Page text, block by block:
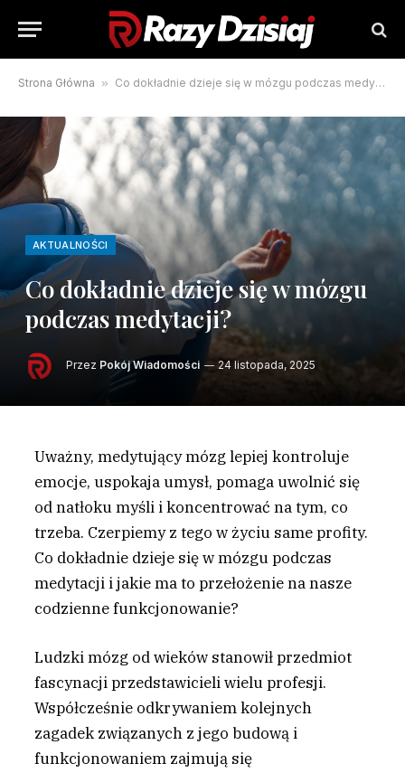
Strona Główna » Co dokładnie dzieje się w mózgu podczas medytacji?
AKTUALNOŚCI
Co dokładnie dzieje się w mózgu
podczas medytacji?
Przez Pokój Wiadomości 24 listopada, 2025
Uważny, medytujący mózg lepiej kontroluje
emocje, uspokaja umysł, pomaga uwolnić się
od natłoku myśli i koncentrować na tym, co
trzeba. Czerpiemy z tego w życiu same profity.
Co dokładnie dzieje się w mózgu podczas
medytacji i jakie ma to przełożenie na nasze
codzienne funkcjonowanie?
Ludzki mózg od wieków stanowił przedmiot
fascynacji przedstawicieli wielu profesji.
Współcześnie odkrywaniem kolejnych
zagadek związanych z jego budową i
funkcjonowaniem zajmują się